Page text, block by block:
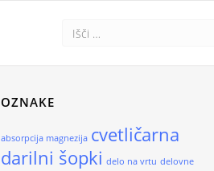
OZNAKE
absorpcija magnezija cvetličarna
darilni šopki delo na vrtu delovne